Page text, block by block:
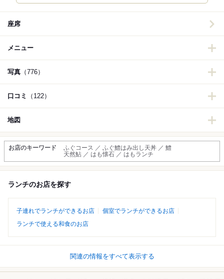
座席
メニュー
写真 （776）
口コミ （122）
地図
お店のキーワード
ふぐコース ／ ふぐ鱧はみ出し天丼 ／ 鱧
天然鮎 ／ はも懐石 ／ はもランチ
ランチのお店を探す
子連れでランチができるお店
個室でランチができるお店
ランチで使える和食のお店
関連の情報をすべて表示する